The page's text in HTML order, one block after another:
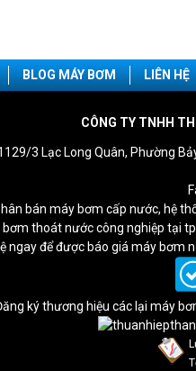
BLOG MÁY BƠM LIÊN HỆ
CÔNG TY TNHH
3 Lạc Long Quân, Phường
bán máy bơm cấp nước, hệ
thoát nước công nghiệp tại
ngay để được báo giá máy bơm